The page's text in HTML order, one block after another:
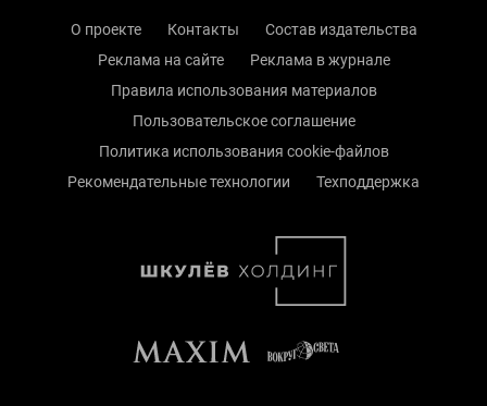
О проекте Контакты
Состав издательства
Реклама на сайте
Реклама в журнале
Правила использования материалов
Пользовательское соглашение
Политика использования cookie-файлов
Рекомендательные технологии
Техподдержка